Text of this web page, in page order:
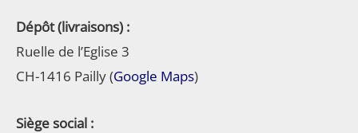
Dépôt (livraisons) :
Ruelle de l’Eglise 3
CH-1416 Pailly (Google Maps)
Siège social :